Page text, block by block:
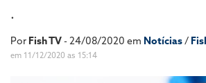
.
Por Fish TV- 24/08/2020 em Notícias/
em 11/12/2020 as 15:14